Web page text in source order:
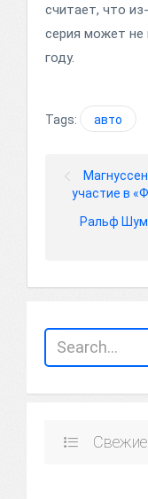
считает, что
серия может не
году.
Tags: авто
участие в
Ральф